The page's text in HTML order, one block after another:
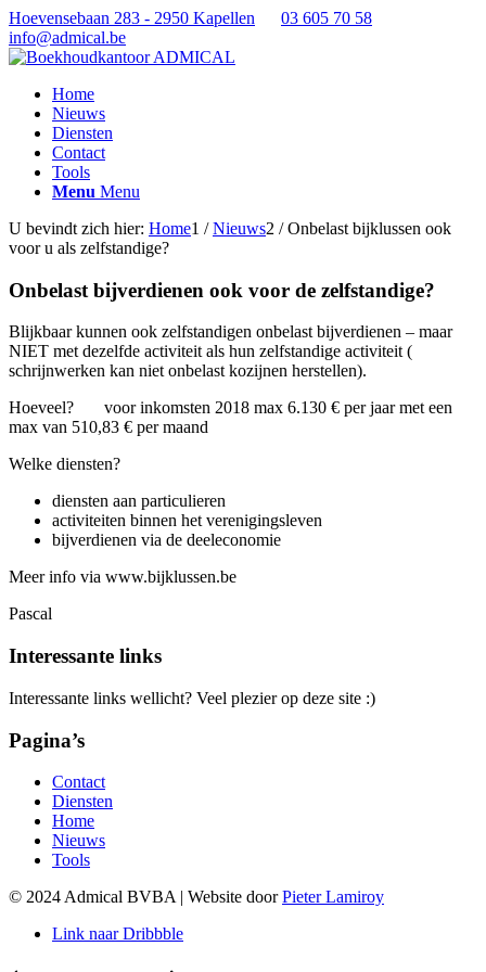
Hoevensebaan 283 - 2950 Kapellen
03 605 70 58
info@admical.be
Home
Nieuws
Diensten
Contact
Tools
Menu Menu
U bevindt zich hier: Home1 / Nieuws2 / Onbelast bijklussen ook
voor u als zelfstandige?
Onbelast bijverdienen ook voor de zelfstandige?
Blijkbaar kunnen ook zelfstandigen onbelast bijverdienen – maar
NIET met dezelfde activiteit als hun zelfstandige activiteit (
schrijnwerken kan niet onbelast kozijnen herstellen).
Hoeveel? voor inkomsten 2018 max 6.130 € per jaar met een
max van 510,83 € per maand
Welke diensten?
diensten aan particulieren
activiteiten binnen het verenigingsleven
bijverdienen via de deeleconomie
Meer info via www.bijklussen.be
Pascal
Interessante links
Interessante links wellicht? Veel plezier op deze site :)
Pagina’s
Contact
Diensten
Home
Nieuws
Tools
© 2024 Admical BVBA | Website doorPieter Lamiroy
Link naar Dribbble